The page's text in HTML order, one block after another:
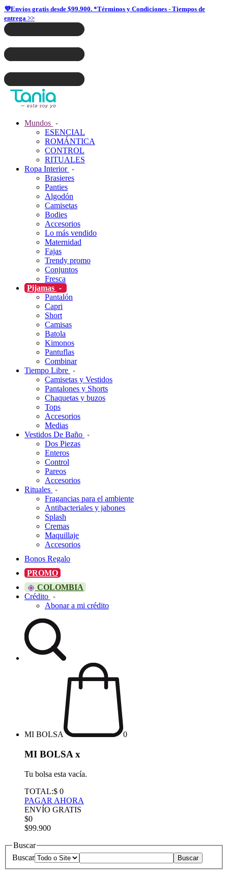
💜Envíos gratis desde $99.900. *Términos y Condiciones - Tiempos de
entrega >>
Mundos
ESENCIAL
ROMÁNTICA
CONTROL
RITUALES
Ropa Interior
Brasieres
Panties
Algodón
Camisetas
Bodies
Accesorios
Lo más vendido
Maternidad
Fajas
Trendy promo
Conjuntos
Fresca
Pijamas
Pantalón
Capri
Short
Camisas
Batola
Kimonos
Pantuflas
Combinar
Tiempo Libre
Camisetas y Vestidos
Pantalones y Shorts
Chaquetas y buzos
Tops
Accesorios
Medias
Vestidos De Baño
Dos Piezas
Enteros
Control
Pareos
Accesorios
Rituales
Fragancias para el ambiente
Antibacteriales y jabones
Splash
Cremas
Maquillaje
Accesorios
Bonos Regalo
PROMO
COLOMBIA
Crédito
Abonar a mi crédito
MI BOLSA 0
MI BOLSA x
Tu bolsa esta vacía.
TOTAL:$ 0
PAGAR AHORA
ENVÍO GRATIS
$0
$99.900
Buscar
Buscar